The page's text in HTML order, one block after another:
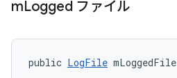
mLogged ファイル
public LogFile mLoggedFile